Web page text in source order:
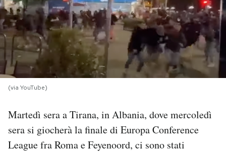
PODCAST
NEWSLETTER
SHOP
(via YouTube)
Martedì sera a Tirana, in Albania, dove mercoledì
sera si giocherà la finale di Europa Conference
League fra Roma e Feyenoord, ci sono stati